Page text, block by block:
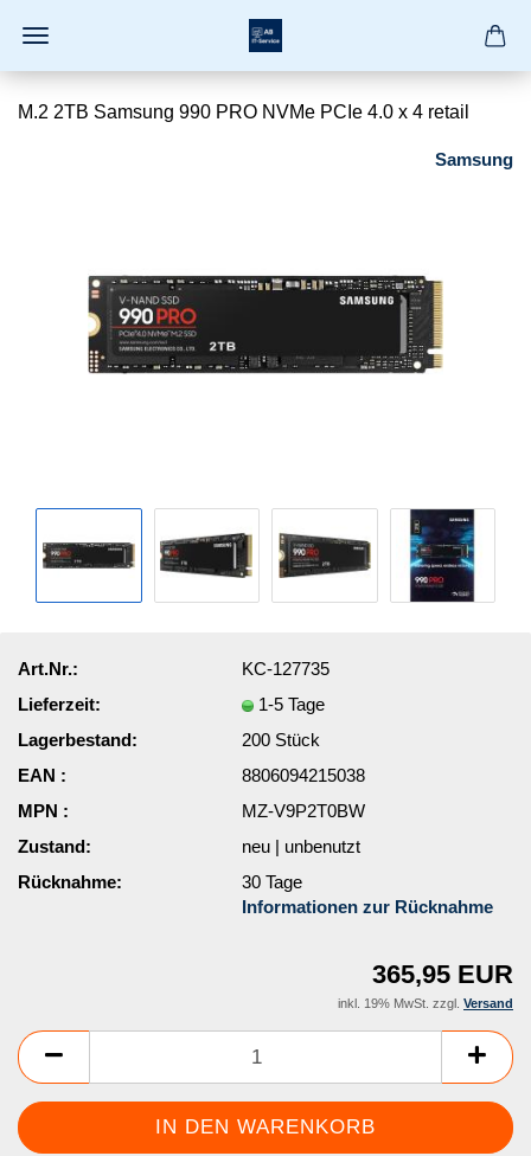
M.2 2TB Samsung 990 PRO NVMe PCIe 4.0 x 4 retail
Samsung
Art.Nr.:
KC-127735
Lieferzeit:
1-5 Tage
Lagerbestand:
200 Stück
EAN :
8806094215038
MPN :
MZ-V9P2T0BW
Zustand:
neu | unbenutzt
Rücknahme:
30 Tage
Informationen zur Rücknahme
365,95 EUR
inkl. 19% MwSt. zzgl. Versand